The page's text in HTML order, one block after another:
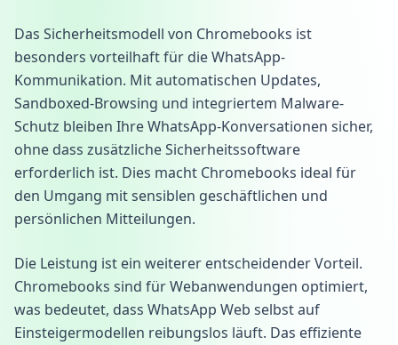
Das Sicherheitsmodell von Chromebooks ist
besonders vorteilhaft für die WhatsApp-
Kommunikation. Mit automatischen Updates,
Sandboxed-Browsing und integriertem Malware-
Schutz bleiben Ihre WhatsApp-Konversationen sicher,
ohne dass zusätzliche Sicherheitssoftware
erforderlich ist. Dies macht Chromebooks ideal für
den Umgang mit sensiblen geschäftlichen und
persönlichen Mitteilungen.
Die Leistung ist ein weiterer entscheidender Vorteil.
Chromebooks sind für Webanwendungen optimiert,
was bedeutet, dass WhatsApp Web selbst auf
Einsteigermodellen reibungslos läuft. Das effiziente